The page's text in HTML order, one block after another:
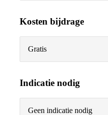
Kosten bijdrage
Gratis
Indicatie nodig
Geen indicatie nodig